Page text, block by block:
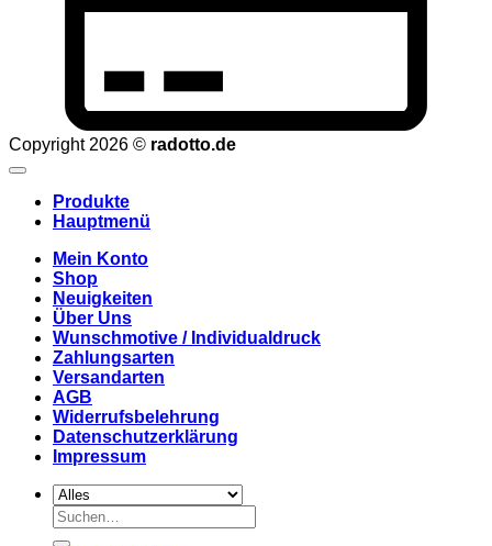
Copyright 2026 © radotto.de
Produkte
Hauptmenü
Mein Konto
Shop
Neuigkeiten
Über Uns
Wunschmotive / Individualdruck
Zahlungsarten
Versandarten
AGB
Widerrufsbelehrung
Datenschutzerklärung
Impressum
Suchen
nach: